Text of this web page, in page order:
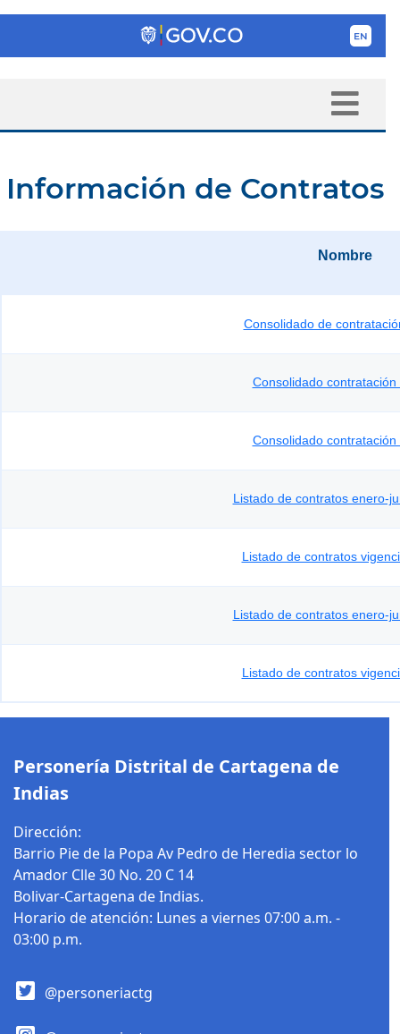
Información de Contratos
Nombre
Consolidado de
Consolidado contratación
Consolidado contratación
Listado de contratos enero-
Listado de contratos
Listado de contratos enero-
Listado de contratos
Personería Distrital de Cartagena de
Indias
Dirección:
Barrio Pie de la Popa Av Pedro de Heredia sector lo
Amador Clle 30 No. 20 C 14
Bolivar-Cartagena de Indias.
Horario de atención: Lunes a viernes 07:00 a.m. -
03:00 p.m.
@personeriactg